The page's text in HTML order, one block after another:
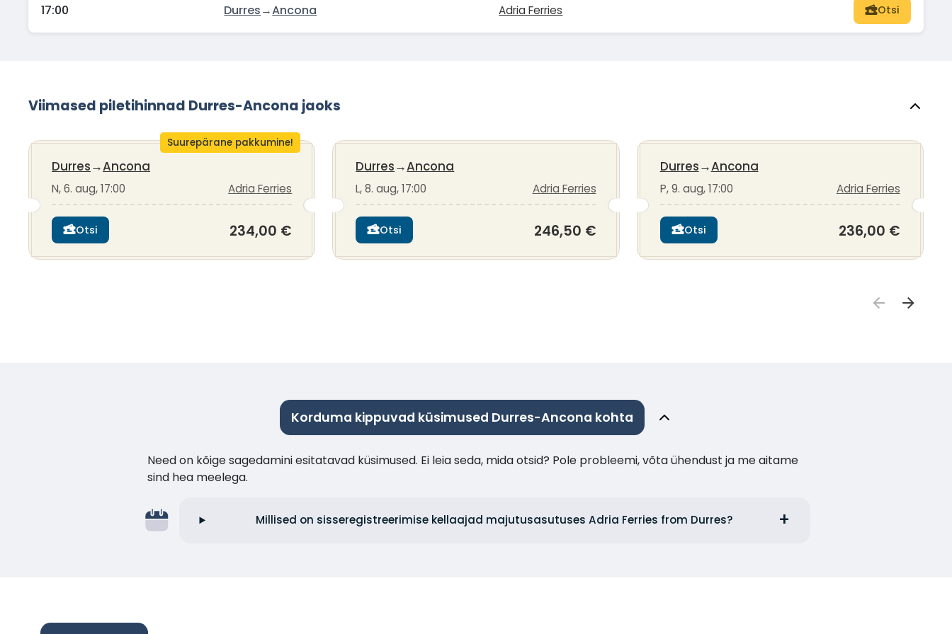
17:00 Durres→Ancona Adria Ferries Otsi
Viimased piletihinnad Durres-Ancona jaoks
Suurepärane pakkumine!
Durres→Ancona
N, 6. aug, 17:00 Adria Ferries
Otsi 234,00 €
Durres→Ancona
L, 8. aug, 17:00 Adria Ferries
Otsi 246,50 €
Durres→Ancona
P, 9. aug, 17:00 Adria Ferries
Otsi 236,00 €
Korduma kippuvad küsimused Durres-Ancona kohta
Need on kõige sagedamini esitatavad küsimused. Ei leia seda, mida otsid? Pole probleemi, võta ühendust ja me aitame
sind hea meelega.
Millised on sisseregistreerimise kellaajad majutusasutuses Adria Ferries from Durres?